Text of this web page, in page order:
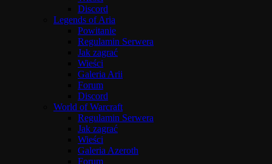
Discord
Legends of Aria
Powitanie
Regulamin Serwera
Jak zagrać
Wieści
Galeria Arii
Forum
Discord
World of Warcraft
Regulamin Serwera
Jak zagrać
Wieści
Galeria Azeroth
Forum